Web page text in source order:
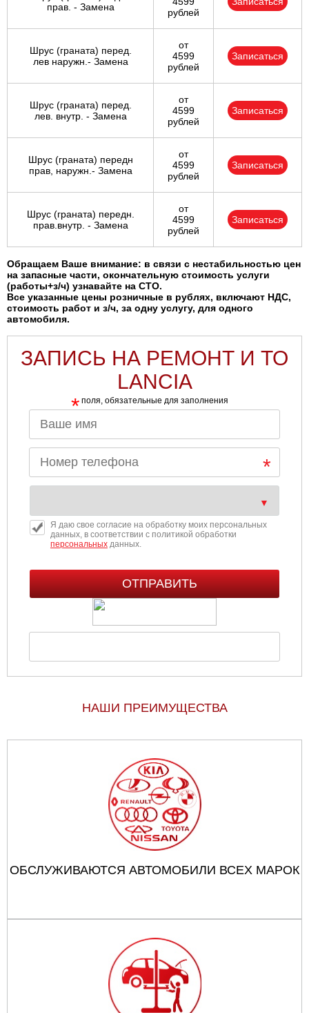
прав. - Замена
рублей
Шрус (граната) перед.
лев наружн.- Замена
от
4599
рублей
Записаться
Шрус (граната) перед.
лев. внутр. - Замена
от
4599
рублей
Записаться
Шрус (граната) передн
прав, наружн.- Замена
от
4599
рублей
Записаться
Шрус (граната) передн.
прав.внутр. - Замена
от
4599
рублей
Записаться
Обращаем Ваше внимание: в связи с нестабильностью цен
на запасные части, окончательную стоимость услуги
(работы+з/ч) узнавайте на СТО.
Все указанные цены розничные в рублях, включают НДС,
стоимость работ и з/ч, за одну услугу, для одного
автомобиля.
ЗАПИСЬ НА РЕМОНТ И ТО
LANCIA
* поля, обязательные для заполнения
Я даю свое согласие на обработку моих персональных
данных, в соответствии с политикой обработки
персональныхданных.
НАШИ ПРЕИМУЩЕСТВА
ОБСЛУЖИВАЮТСЯ АВТОМОБИЛИ ВСЕХ МАРОК